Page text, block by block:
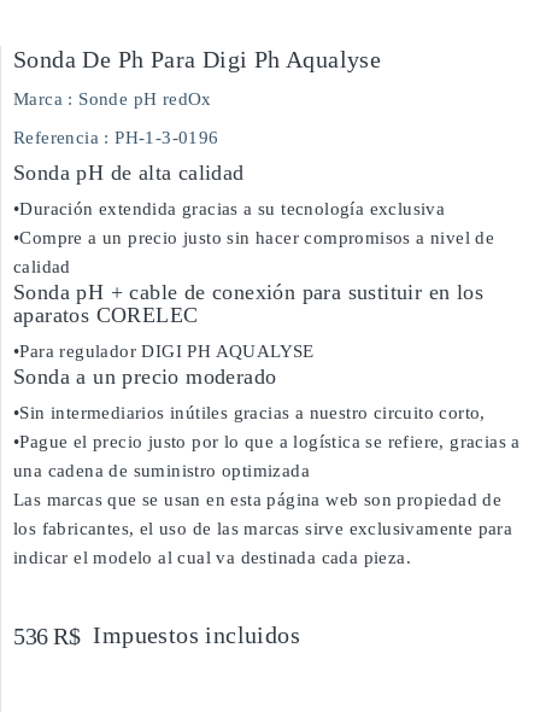
Sonda De Ph Para Digi Ph Aqualyse
Marca : Sonde pH redOx
Referencia : PH-1-3-0196
Sonda pH de alta calidad
•Duración extendida gracias a su tecnología exclusiva
•Compre a un precio justo sin hacer compromisos a nivel de
calidad
Sonda pH + cable de conexión para sustituir en los
aparatos CORELEC
•Para regulador DIGI PH AQUALYSE
Sonda a un precio moderado
•Sin intermediarios inútiles gracias a nuestro circuito corto,
•Pague el precio justo por lo que a logística se refiere, gracias a
una cadena de suministro optimizada
Las marcas que se usan en esta página web son propiedad de
los fabricantes, el uso de las marcas sirve exclusivamente para
indicar el modelo al cual va destinada cada pieza.
536 R$ Impuestos incluidos